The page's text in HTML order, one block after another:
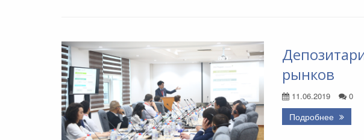
рынков
11.06.2019 0
Подробнее